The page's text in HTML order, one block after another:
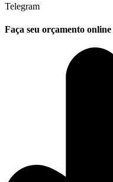
Telegram
Faça seu orçamento online